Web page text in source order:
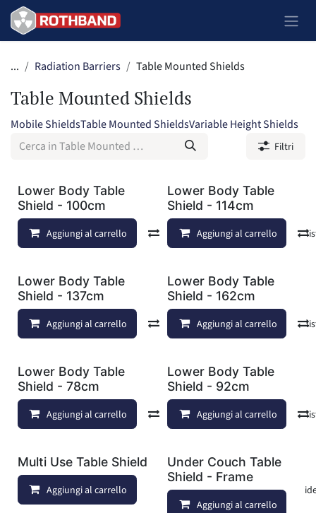
Passa al contenuto
... Radiation Barriers Table Mounted Shields
Table Mounted Shields
Mobile ShieldsTable Mounted ShieldsVariable Height Shields
Filtri
Lower Body Table
Shield - 100cm
Aggiungi al carrello Confronta Aggiungi alla
Lower Body Table
Shield - 114cm
Aggiungi al carrello
Lower Body Table
Shield - 137cm
Aggiungi al carrello Confronta Aggiungi alla
Lower Body Table
Shield - 162cm
Aggiungi al carrello
Lower Body Table
Shield - 78cm
Aggiungi al carrello Confronta Aggiungi alla
Lower Body Table
Shield - 92cm
Aggiungi al carrello
Multi Use Table Shield
Aggiungi al carrello Aggiungi alla lista dei
Under Couch Table
Shield - Frame
Aggiungi al carrello